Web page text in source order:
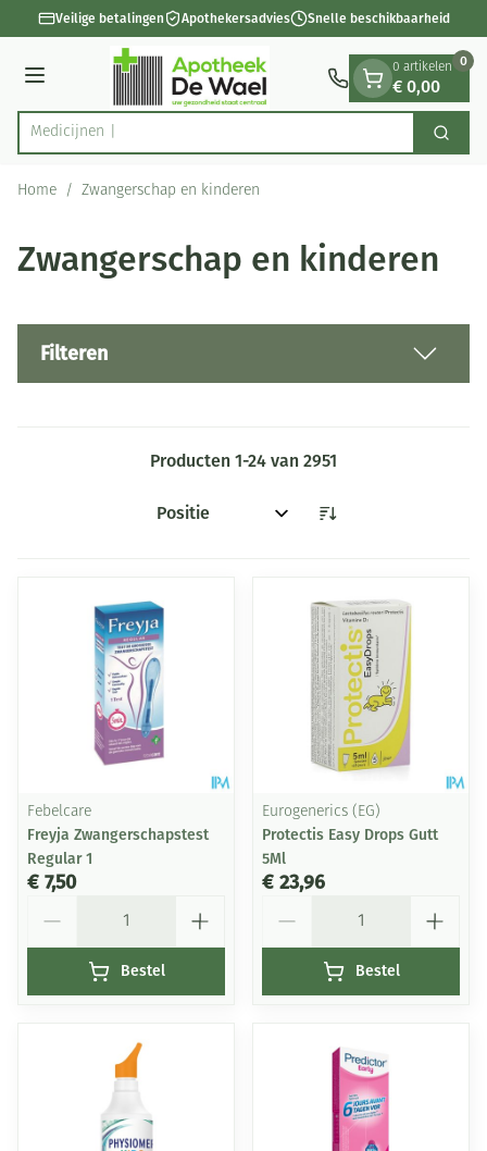
Ga naar de inhoud
1 van 1Veilige betalingen Apothekersadvies Snelle beschikbaarheid
Menu
Product, merk, categorie... Zoek
0 artikelen
€ 0,00
0
Home / Zwangerschap en kinderen
Zwangerschap en kinderen
Filteren
Producten 1-24 van 2951
Sorteer op:
Febelcare
Freyja Zwangerschapstest
Regular 1
€ 7,50
Bestel
Eurogenerics (EG)
Protectis Easy Drops Gutt
5Ml
€ 23,96
Bestel